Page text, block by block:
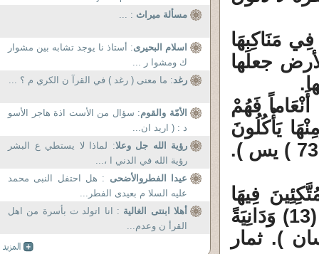
مَنَاكِبِهَا
الملك ) . الأرض جعلها
فَهُمْ
وَمِنْهَا يَأْكُلُونَ
(72) وَلَهُمْ فِيهَا مَنَافِعُ وَمَشَارِبُ أَفَلا يَشْكُرُونَ ( 73 ) يس ).
بِمَا صَبَرُوا جَنَّةً وَحَرِيراً (12) مُتَّكِئِينَ فِيهَا
عَلَى الأَرَائِكِ لا يَرَوْنَ فِيهَا شَمْساً وَلا زَمْهَرِيراً (13) وَدَانِيَةً
تَذْلِيلاً (14) الانسان ). ثمار
Quran expert so...
مسألة ميراث : ...
اسلام البحيرى: أستاذ نا يوجد تشابه بين مشوار
ك ومشوا ر ...
رغد: ما معنى ( رغد ) في القرآ ن الكري م ؟ ...
الأمّة والقوم: سؤال من الأست اذة هاجر الأسو
د : ( اريد ان...
رؤية الله جل وعلا: لماذا لا يستطي ع البشر
رؤية الله في الدني ا ،...
عيدا الفطروالأضحى : هل احتفل النبى محمد
عليه السلا م بعيدى الفطر...
أهلا ابنتى الغالية : انا اتولد ت بأسرة من اهل
القرأ ن وعدم...